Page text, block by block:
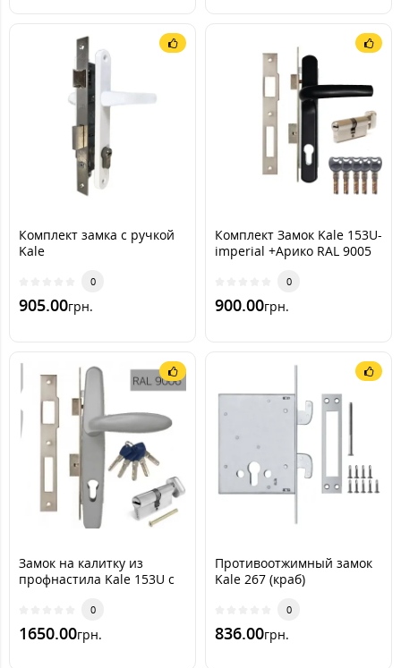
Комплект замка с ручкой
Kale
0
905.00грн.
Комплект Замок Kale 153U-
imperial +Арико RAL 9005
0
900.00грн.
Замок на калитку из
профнастила Kale 153U с
металик] (комплект)
0
1650.00грн.
Противоотжимный замок
Kale 267 (краб)
0
836.00грн.